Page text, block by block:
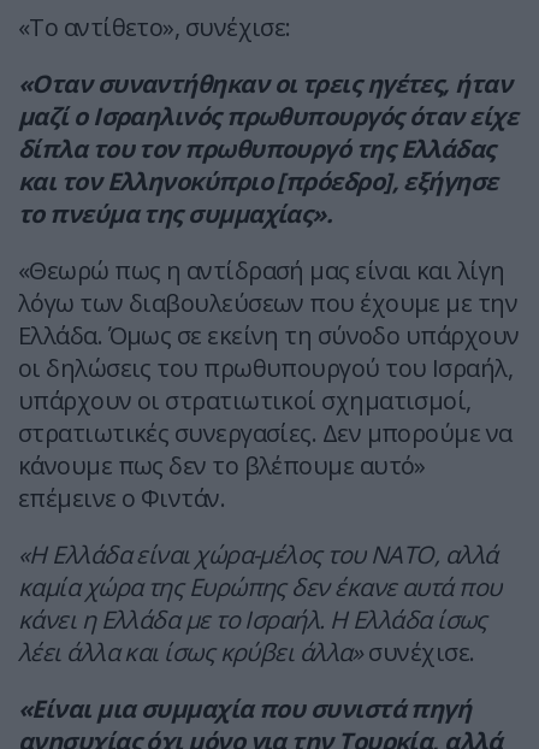
«Το αντίθετο», συνέχισε:
«Οταν συναντήθηκαν οι τρεις ηγέτες, ήταν
μαζί ο Ισραηλινός πρωθυπουργός όταν είχε
δίπλα του τον πρωθυπουργό της Ελλάδας
και τον Ελληνοκύπριο [πρόεδρο], εξήγησε
το πνεύμα της συμμαχίας».
«Θεωρώ πως η αντίδρασή μας είναι και λίγη
λόγω των διαβουλεύσεων που έχουμε με την
Ελλάδα. Όμως σε εκείνη τη σύνοδο υπάρχουν
οι δηλώσεις του πρωθυπουργού του Ισραήλ,
υπάρχουν οι στρατιωτικοί σχηματισμοί,
στρατιωτικές συνεργασίες. Δεν μπορούμε να
κάνουμε πως δεν το βλέπουμε αυτό»
επέμεινε ο Φιντάν.
«Η Ελλάδα είναι χώρα-μέλος του ΝΑΤΟ, αλλά
καμία χώρα της Ευρώπης δεν έκανε αυτά που
κάνει η Ελλάδα με το Ισραήλ. Η Ελλάδα ίσως
λέει άλλα και ίσως κρύβει άλλα»συνέχισε.
«Είναι μια συμμαχία που συνιστά πηγή
ανησυχίας όχι μόνο για την Τουρκία, αλλά